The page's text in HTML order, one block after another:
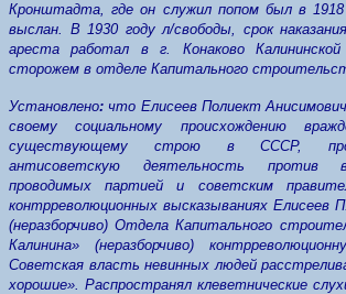
Кронштадта, где он служил попом был в
выслан. В 1930 году л/свободы, срок
ареста работал в г. Конаково
сторожем в отделе Капитального
Установлено: что Елисеев Полиект
своему социальному происхождению
существующему строю в СССР,
антисоветскую деятельность против
проводимых партией и советским
контрреволюционных высказываниях Елисеев
(неразборчиво) Отдела Капитального
Калинина» (неразборчиво)
Советская власть невинных людей
хорошие». Распространял клеветнические